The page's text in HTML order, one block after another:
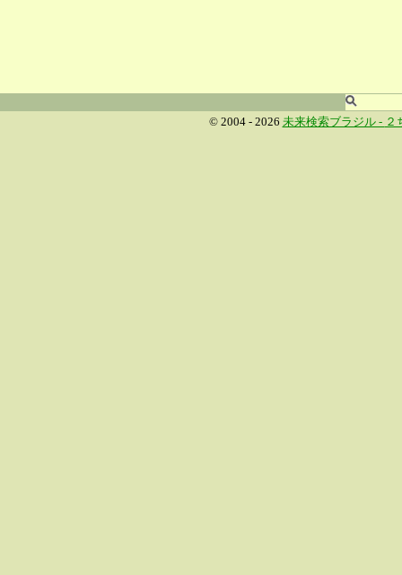
© 2004 - 2026 未来検索ブラジル - ２